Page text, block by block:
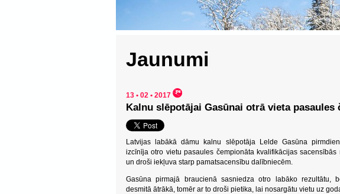
Jaunumi
13 • 02 • 2017
Kalnu slēpotājai Gasūnai otrā vieta
Latvijas labākā dāmu kalnu slēpotāja Lelde Gasūna
izcīnīja otro vietu pasaules čempionāta kvalifikācijas sacensībās
un droši iekļuva starp pamatsacensību dalībniecēm.
Gasūna pirmajā braucienā sasniedza otro labāko rezultātu,
desmitā ātrākā, tomēr ar to droši pietika, lai nosargātu vietu uz